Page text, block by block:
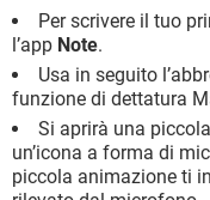
Per scrivere il tuo
l’app Note.
Usa in seguito
funzione di dettatura
Si aprirà una
un’icona a forma di
piccola animazione ti